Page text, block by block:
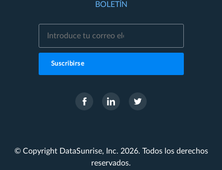
BOLETÍN
Suscribirse
© Copyright DataSunrise, Inc. 2026. Todos los derechos
reservados.